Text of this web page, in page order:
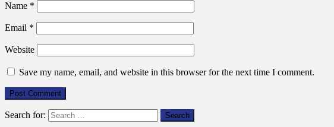
Name *
Email *
Website
Save my name, email, and website in this browser for the next time I comment.
Search for: